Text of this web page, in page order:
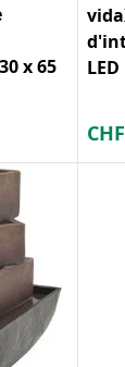
x 65
CHF